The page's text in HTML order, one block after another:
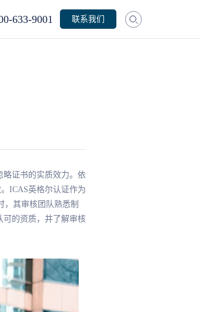
633-9001 联系我们
略证书的实质效力。依
ICAS英格尔认证作为
，其审核团队熟悉制
可的资质，并了解审核